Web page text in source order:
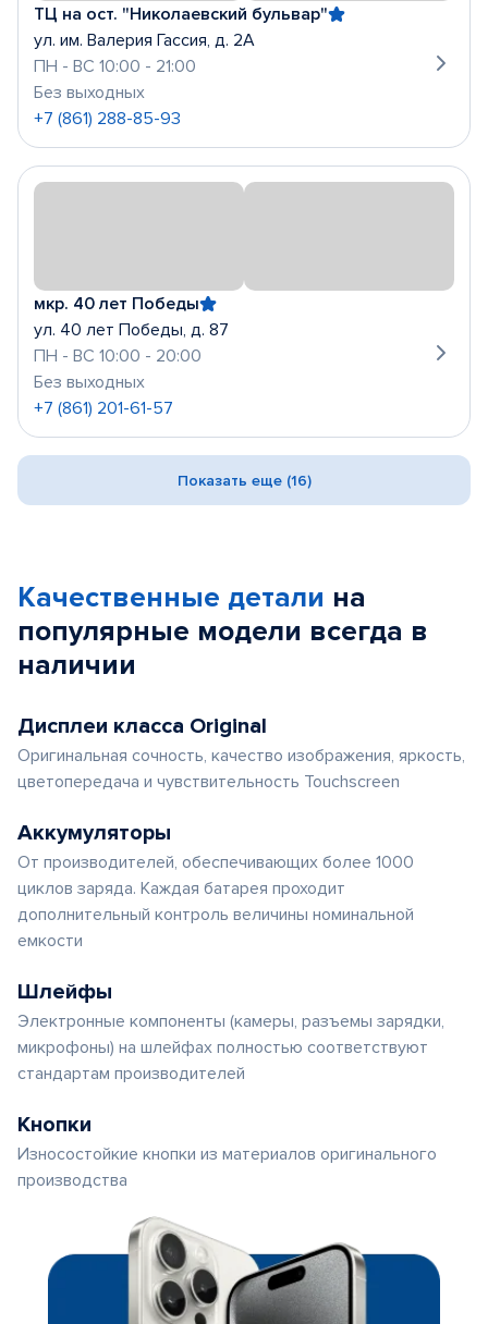
ТЦ на ост. "Николаевский бульвар"
ул. им. Валерия Гассия, д. 2А
ПН - ВС 10:00 - 21:00
Без выходных
+7 (861) 288-85-93
мкр. 40 лет Победы
ул. 40 лет Победы, д. 87
ПН - ВС 10:00 - 20:00
Без выходных
+7 (861) 201-61-57
Показать еще (16)
Качественные детали на
популярные модели всегда в
наличии
Дисплеи класса Original
Оригинальная сочность, качество изображения, яркость,
цветопередача и чувствительность Touchscreen
Аккумуляторы
От производителей, обеспечивающих более 1000
циклов заряда. Каждая батарея проходит
дополнительный контроль величины номинальной
емкости
Шлейфы
Электронные компоненты (камеры, разъемы зарядки,
микрофоны) на шлейфах полностью соответствуют
стандартам производителей
Кнопки
Износостойкие кнопки из материалов оригинального
производства